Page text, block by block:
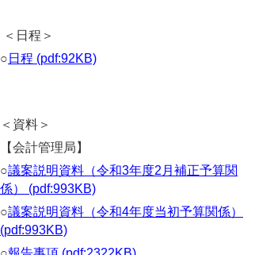
＜日程＞
○ 日程 (pdf:92KB)
＜資料＞
【会計管理局】
○議案説明資料（令和3年度2月補正予算関
係） (pdf:993KB)
○議案説明資料（令和4年度当初予算関係）
(pdf:993KB)